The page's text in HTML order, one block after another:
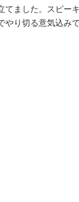
てました。スピー
やり切る意気込み